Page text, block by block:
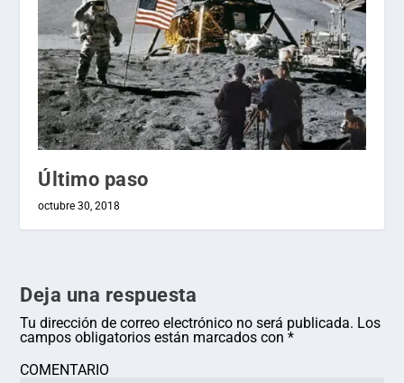
Último paso
octubre 30, 2018
Deja una respuesta
Tu dirección de correo electrónico no será publicada. Los
campos obligatorios están marcados con*
COMENTARIO